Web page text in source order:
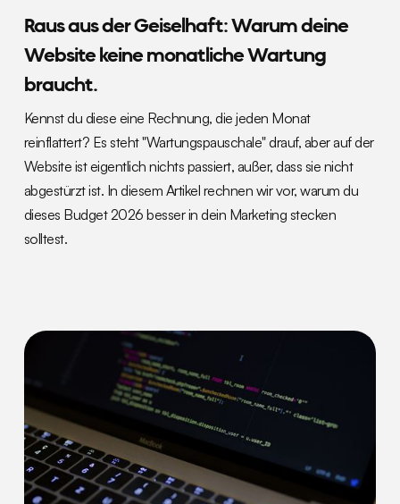
Raus aus der Geiselhaft: Warum deine
Website keine monatliche Wartung
braucht.
Kennst du diese eine Rechnung, die jeden Monat
reinflattert? Es steht "Wartungspauschale" drauf, aber auf der
Website ist eigentlich nichts passiert, außer, dass sie nicht
abgestürzt ist. In diesem Artikel rechnen wir vor, warum du
dieses Budget 2026 besser in dein Marketing stecken
solltest.